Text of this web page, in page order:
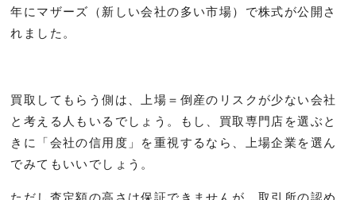
年にマザーズ（新しい会社の多い市場）で株式が公開さ
れました。
買取してもらう側は、上場＝倒産のリスクが少ない会社
と考える人もいるでしょう。もし、買取専門店を選ぶと
きに「会社の信用度」を重視するなら、上場企業を選ん
でみてもいいでしょう。
ただし査定額の高さは保証できませんが、取引所の認め